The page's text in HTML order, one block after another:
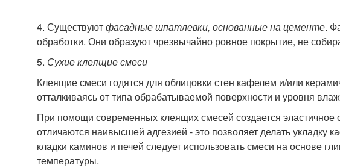
4. Существуютфасадные шпатлевки, основанные на цементе.
обработки. Они образуют чрезвычайно ровное покрытие, не
5. Сухие клеящие смеси
Клеящие смеси годятся для облицовки стен кафелем и/или
отталкиваясь от типа обрабатываемой поверхности и уровня
При помощи современных клеящих смесей создается
отличаются наивысшей адгезией - это позволяет делать укладку
кладки каминов и печей следует использовать смеси на основе
температуры.